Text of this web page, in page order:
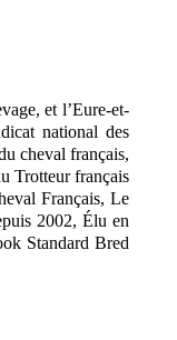
et l’Eure-et-
national des
cheval français,
Trotteur français
Français, Le
2002, Élu en
Standard Bred